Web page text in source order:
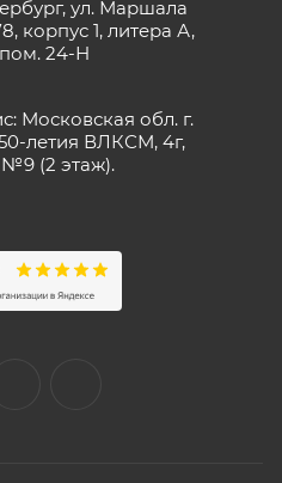
ул. Маршала
корпус 1, литера А,
пом. 24-Н
Московская обл. г.
летия ВЛКСМ, 4г,
(2 этаж).